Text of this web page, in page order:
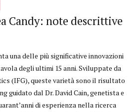
Candy: note descrittive
una delle più significative innovazioni
degli ultimi 15 anni. Sviluppate da
(IFG), queste varietà sono il risultato
guidato dal Dr. David Cain, genetista e
di esperienza nella ricerca